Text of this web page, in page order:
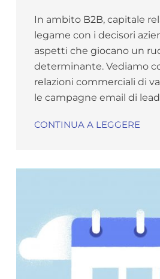
In ambito B2B, capitale
legame con i decisori
aspetti che giocano un
determinante. Vediamo
relazioni commerciali di
le campagne email di
CONTINUA A LEGGERE